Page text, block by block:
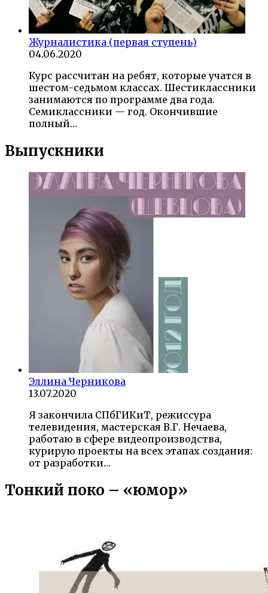
Журналистика (первая ступень)
04.06.2020
Курс рассчитан на ребят, которые учатся в
шестом-седьмом классах. Шестиклассники
занимаются по программе два года.
Семиклассники — год. Окончившие
полный…
Выпускники
Эллина Черникова
13.07.2020
Я закончила СПбГИКиТ, режиссура
телевидения, мастерская В.Г. Нечаева,
работаю в сфере видеопроизводства,
курирую проекты на всех этапах создания:
от разработки…
Тонкий поко – «юмор»